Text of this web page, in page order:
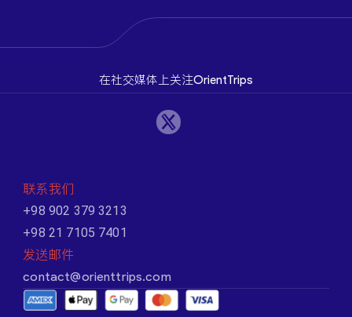
在社交媒体上关注OrientTrips
联系我们
+98 902 379 3213
+98 21 7105 7401
发送邮件
contact@orienttrips.com